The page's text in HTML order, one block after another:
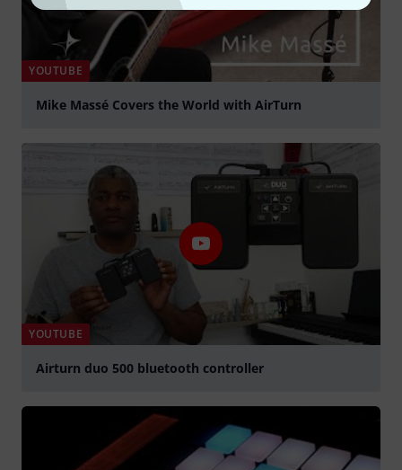
YOUTUBE
Mike Massé Covers the World with AirTurn
YOUTUBE
Airturn duo 500 bluetooth controller